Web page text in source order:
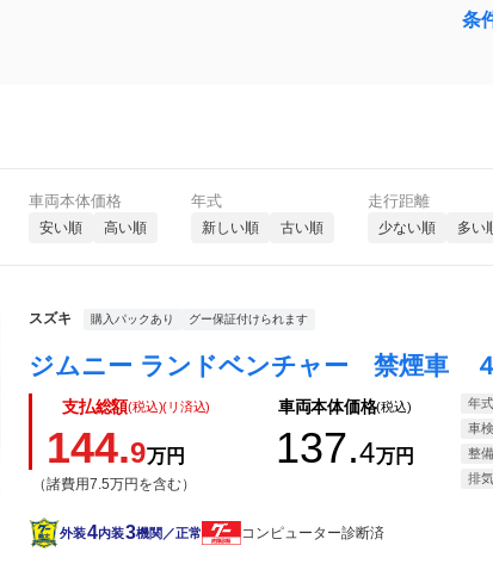
条
車両本体価格
安い順 高い順
年式
新しい順 古い順
走行距離
少ない順 多い
スズキ 購入パックあり グー保証付けられます
支払総額(税込)(リ済込)
144.9万円
（諸費用7.5万円を含む）
車両本体価格(税込)
137.4万円
年式
車検
整備
排
外装4内装3機関／正常 コンピューター診断済